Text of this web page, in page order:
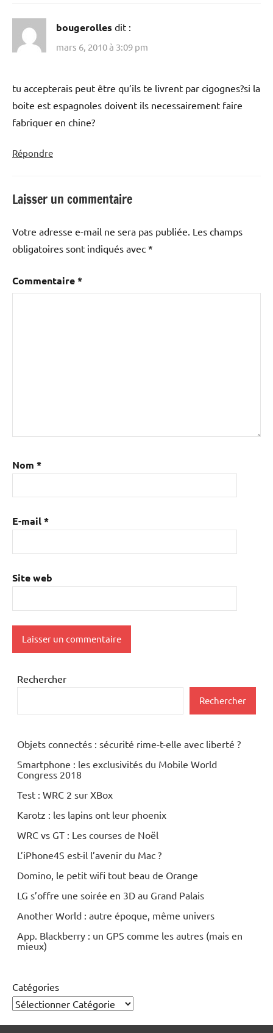
bougerolles dit :
mars 6, 2010 à 3:09 pm
tu accepterais peut être qu’ils te livrent par cigognes?si la
boite est espagnoles doivent ils necessairement faire
fabriquer en chine?
Répondre
Laisser un commentaire
Votre adresse e-mail ne sera pas publiée. Les champs
obligatoires sont indiqués avec *
Commentaire*
Nom *
E-mail*
Site web
Rechercher
Rechercher
Objets connectés : sécurité rime-t-elle avec liberté ?
Smartphone : les exclusivités du Mobile World
Congress 2018
Test : WRC 2 sur XBox
Karotz : les lapins ont leur phoenix
WRC vs GT : Les courses de Noël
L’iPhone4S est-il l’avenir du Mac ?
Domino, le petit wifi tout beau de Orange
LG s’offre une soirée en 3D au Grand Palais
Another World : autre époque, même univers
App. Blackberry : un GPS comme les autres (mais en
mieux)
Catégories